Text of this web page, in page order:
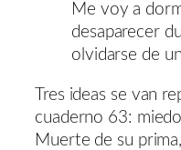
Me voy a
desaparecer
olvidarse de
Tres ideas se van
cuaderno 63:
Muerte de su